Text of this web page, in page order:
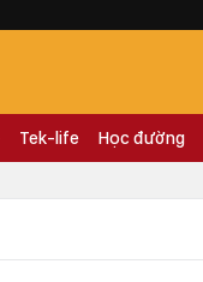
Tek-life Học đường